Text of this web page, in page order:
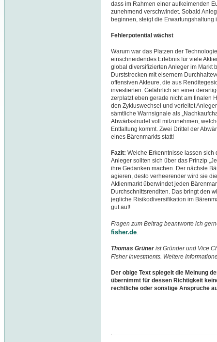
dass im Rahmen einer aufkeimenden
zunehmend verschwindet. Sobald
beginnen, steigt die
Fehlerpotential wächst
Warum war das Platzen der
einschneidendes Erlebnis für viele
global diversifizierten Anleger im Markt
Durststrecken mit eisernem
offensiven Akteure, die aus
investierten. Gefährlich an einer
zerplatzt eben gerade nicht am finalen
den Zykluswechsel und verleitet
sämtliche Warnsignale als
Abwärtsstrudel voll mitzunehmen,
Entfaltung kommt. Zwei Drittel der
eines Bärenmarkts statt!
Fazit: Welche Erkenntnisse lassen
Anleger sollten sich über das Prinzip
ihre Gedanken machen. Der nächste
agieren, desto verheerender wird sie
Aktienmarkt überwindet jeden
Durchschnittsrenditen. Das bringt den
jegliche Risikodiversifikation im
gut auf!
Fragen zum Beitrag beantworte ich
fisher.de
Thomas Grünerist Gründer und Vice
Fisher Investments. Weitere
Der obige Text spiegelt die Meinung
übernimmt für dessen Richtigkeit
rechtliche oder sonstige Ansprüche